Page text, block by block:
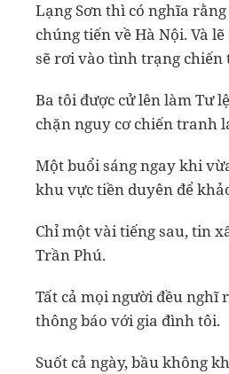
Lạng Sơn thì có nghĩa rằng
chúng tiến về Hà Nội. Và
sẽ rơi vào tình trạng chiến
Ba tôi được cử lên làm Tư
chặn nguy cơ chiến tranh
Một buổi sáng ngay khi
khu vực tiền duyên để
Chỉ một vài tiếng sau, tin
Trần Phú.
Tất cả mọi người đều nghĩ
thông báo với gia đình tôi.
Suốt cả ngày, bầu không